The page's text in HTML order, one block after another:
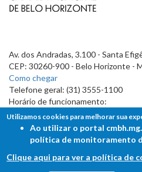
Av. dos Andradas, 3.100 - Santa
CEP: 30260-900 - Belo Horizonte -
Como chegar
Telefone geral: (31) 3555-1100
Horário de funcionamento:
7h às 19h
Utilizamos cookies para melhorar sua
Ao utilizar o portal
política de monitoramento
Clique aqui para ver a política de